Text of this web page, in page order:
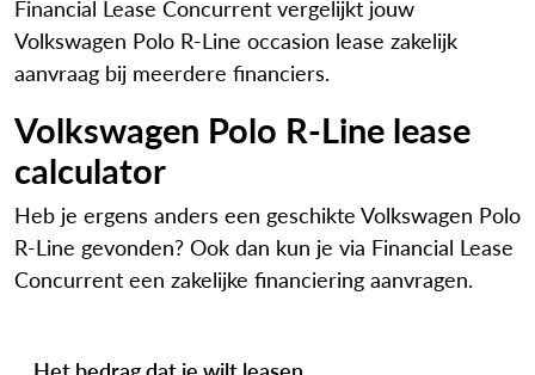
Financial Lease Concurrent vergelijkt jouw
Volkswagen Polo R-Line occasion lease zakelijk
aanvraag bij meerdere financiers.
Volkswagen Polo R-Line lease
calculator
Heb je ergens anders een geschikte Volkswagen Polo
R-Line gevonden? Ook dan kun je via Financial Lease
Concurrent een zakelijke financiering aanvragen.